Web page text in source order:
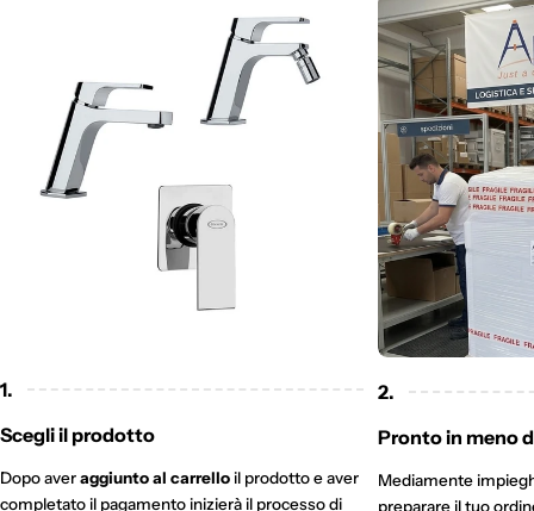
1.
Scegli il prodotto
Dopo averaggiunto al carrello il prodotto e aver
completato il pagamento inizierà il processo di
2.
Pronto in meno
Mediamente
preparare il tuo